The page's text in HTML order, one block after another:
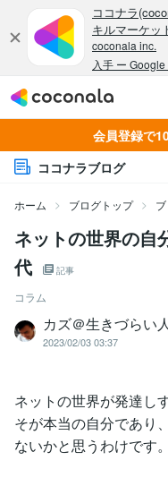
会員登録で
ココナラブログ
ホーム ブログトップ
ネットの世界の自
代
記事
コラム
カズ＠生きづらい
2023/02/03 03:37
ネットの世界が発達し
そが本当の自分であり
ないかと思うわけです。